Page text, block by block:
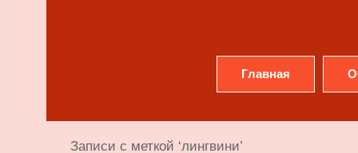
Главная
Записи с меткой ‘лингвини’